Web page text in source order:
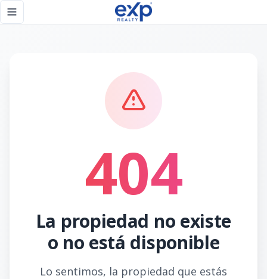
Toggle navigation menu
404
La propiedad no existe
o no está disponible
Lo sentimos, la propiedad que estás
Página no encontrada - eXp Realty República Dominicana